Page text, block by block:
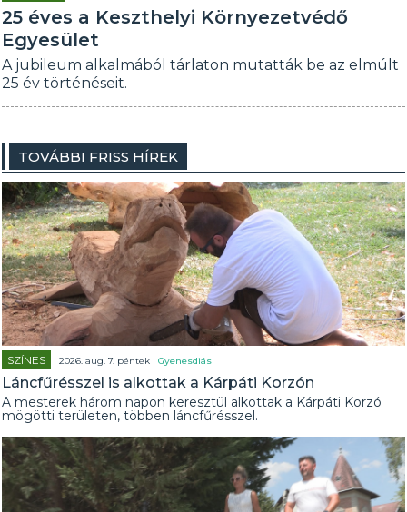
25 éves a Keszthelyi Környezetvédő
Egyesület
A jubileum alkalmából tárlaton mutatták be az elmúlt
25 év történéseit.
TOVÁBBI FRISS HÍREK
SZÍNES | 2026. aug. 7. péntek |Gyenesdiás
Láncfűrésszel is alkottak a Kárpáti Korzón
A mesterek három napon keresztül alkottak a Kárpáti Korzó
mögötti területen, többen láncfűrésszel.